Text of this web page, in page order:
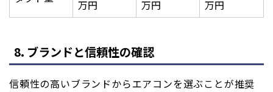
万円
万円
万円
8. ブランドと信頼性の確認
信頼性の高いブランドからエアコンを選ぶことが推奨